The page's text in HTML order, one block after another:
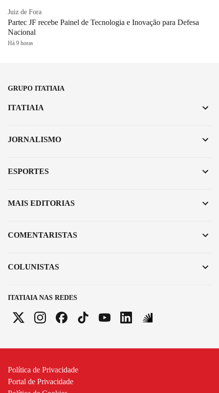
Juiz de Fora
Partec JF recebe Painel de Tecnologia e Inovação para Defesa
Nacional
Há 9 horas
GRUPO ITATIAIA
ITATIAIA NAS REDES
ITATIAIA
JORNALISMO
ESPORTES
MAIS EDITORIAS
COMENTARISTAS
COLUNISTAS
Política de Privacidade
Portal de Privacidade